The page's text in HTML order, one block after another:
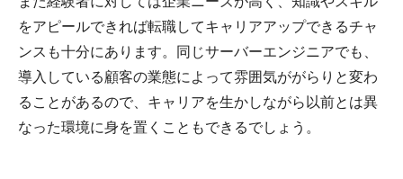
をアピールできれば転職してキャリアアップできるチャ
ンスも十分にあります。同じサーバーエンジニアでも、
導入している顧客の業態によって雰囲気ががらりと変わ
ることがあるので、キャリアを生かしながら以前とは異
なった環境に身を置くこともできるでしょう。